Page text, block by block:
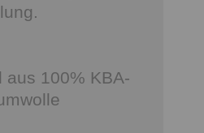
aus 100% KBA-